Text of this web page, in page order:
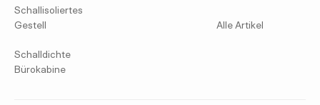
Schallisoliertes
Gestell
Schalldichte
Bürokabine
Alle Artikel